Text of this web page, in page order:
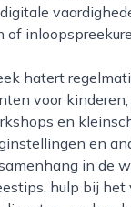
of
voor
en
en
in de
hulp bij